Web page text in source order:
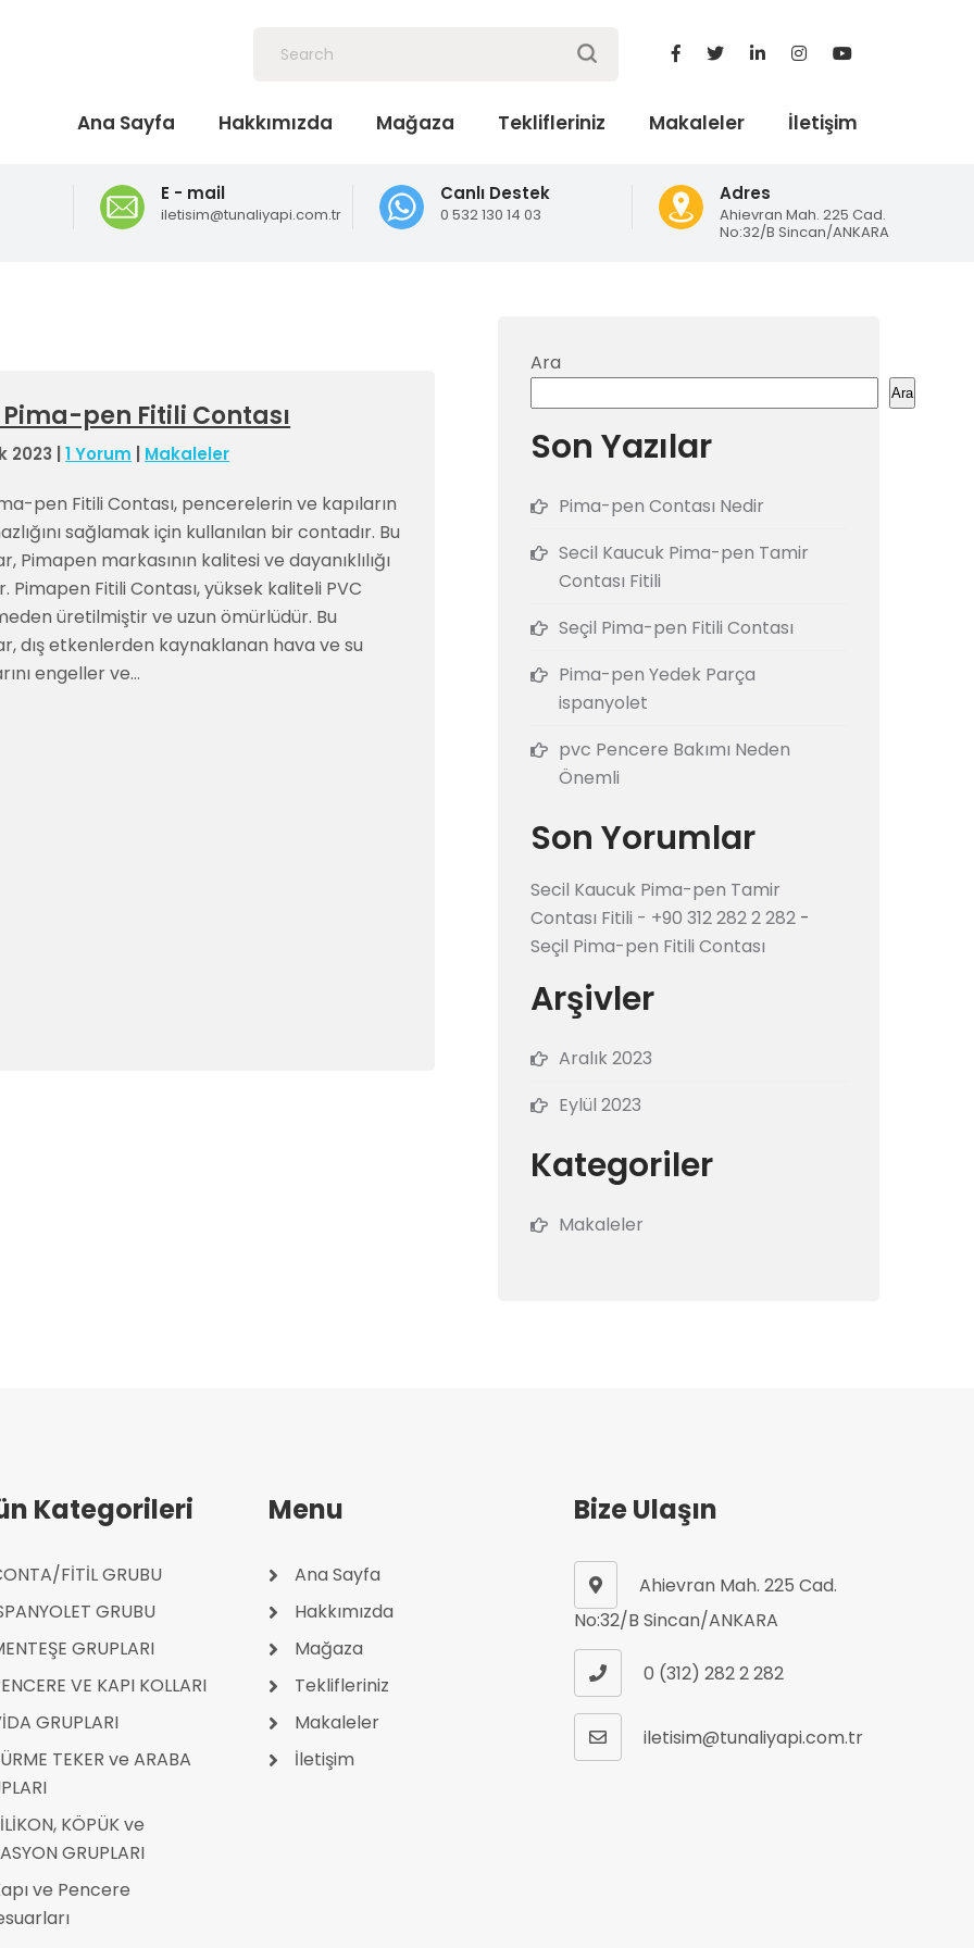
Ana Sayfa Hakkımızda Mağaza Teklifleriniz Makaleler İletişim
E - mail
iletisim@tunaliyapi.com.tr
Canlı Destek
0 532 130 14 03
Adres
Ahievran Mah. 225 Cad.
No:32/B Sincan/ANKARA
pen Fitili Contası
2023 |1 Yorum Makaleler
pen Fitili Contası, pencerelerin ve kapıların
sağlamak için kullanılan bir contadır. Bu
Pimapen markasının kalitesi ve dayanıklılığı
Pimapen Fitili Contası, yüksek kaliteli PVC
üretilmiştir ve uzun ömürlüdür. Bu
dış etkenlerden kaynaklanan hava ve su
engeller ve…
Ara
Ara
Son Yazılar
Pima-pen Contası Nedir
Secil Kaucuk Pima-pen Tamir
Contası Fitili
Seçil Pima-pen Fitili Contası
Pima-pen Yedek Parça
ispanyolet
pvc Pencere Bakımı Neden
Önemli
Son Yorumlar
Secil Kaucuk Pima-pen Tamir
Contası Fitili - +90 312 282 2 282 -
Seçil Pima-pen Fitili Contası
Arşivler
Aralık 2023
Eylül 2023
Kategoriler
Makaleler
Kategorileri
FİTİL GRUBU
GRUBU
GRUPLARI
VE KAPI KOLLARI
GRUPLARI
TEKER ve ARABA
KÖPÜK ve
GRUPLARI
ve Pencere
Menu
Ana Sayfa
Hakkımızda
Mağaza
Teklifleriniz
Makaleler
İletişim
Bize Ulaşın
Ahievran Mah. 225 Cad.
No:32/B Sincan/ANKARA
0 (312) 282 2 282
iletisim@tunaliyapi.com.tr